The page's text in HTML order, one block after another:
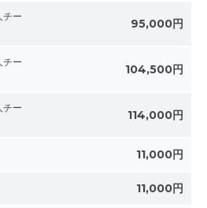
チー
95,000円
チー
104,500円
チー
114,000円
11,000円
11,000円